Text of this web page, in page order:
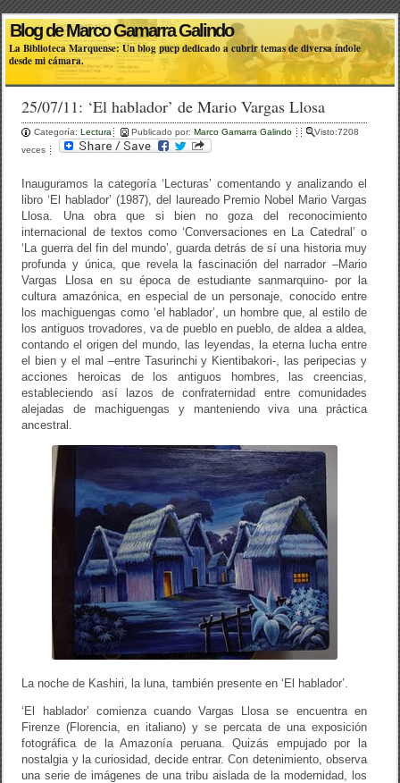
Blog de Marco Gamarra Galindo
La Biblioteca Marquense: Un blog pucp dedicado a cubrir temas de diversa índole
desde mi cámara.
25/07/11: ‘El hablador’ de Mario Vargas Llosa
Categoría:Lectura Publicado por:Marco Gamarra Galindo
Visto:7208
veces
Inauguramos la categoría ‘Lecturas’ comentando y analizando el
libro ‘El hablador’ (1987), del laureado Premio Nobel Mario Vargas
Llosa. Una obra que si bien no goza del reconocimiento
internacional de textos como ‘Conversaciones en La Catedral’ o
‘La guerra del fin del mundo’, guarda detrás de sí una historia muy
profunda y única, que revela la fascinación del narrador –Mario
Vargas Llosa en su época de estudiante sanmarquino- por la
cultura amazónica, en especial de un personaje, conocido entre
los machiguengas como ‘el hablador’, un hombre que, al estilo de
los antiguos trovadores, va de pueblo en pueblo, de aldea a aldea,
contando el origen del mundo, las leyendas, la eterna lucha entre
el bien y el mal –entre Tasurinchi y Kientibakori-, las peripecias y
acciones heroicas de los antiguos hombres, las creencias,
estableciendo así lazos de confraternidad entre comunidades
alejadas de machiguengas y manteniendo viva una práctica
ancestral.
La noche de Kashiri, la luna, también presente en ‘El hablador’.
‘El hablador’ comienza cuando Vargas Llosa se encuentra en
Firenze (Florencia, en italiano) y se percata de una exposición
fotográfica de la Amazonía peruana. Quizás empujado por la
nostalgia y la curiosidad, decide entrar. Con detenimiento, observa
una serie de imágenes de una tribu aislada de la modernidad, los